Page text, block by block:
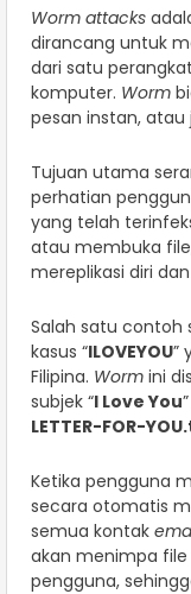
Worm attacks
dirancang untuk
dari satu
komputer. Worm
pesan instan, atau
Tujuan utama
perhatian
yang telah
atau membuka
mereplikasi diri
Salah satu contoh
kasus “ILOVEYOU”
Filipina. Worm ini
subjek “I Love You
LETTER-FOR-
Ketika pengguna
secara otomatis
semua kontak
akan menimpa
pengguna,